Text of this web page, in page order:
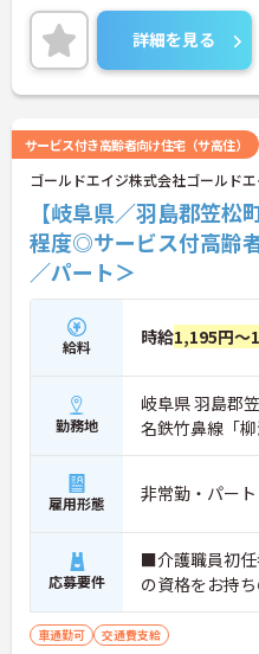
ム連携を大切に勤務出来る方を
ご興味ある方には、面接対策ポ
詳細をお話しいたしますのでお
い！
詳細を見る
サービス付き高齢者向け住宅（サ高住）
ゴールドエイジ株式会社ゴールド
【岐阜県／羽島郡笠
程度◎サービス付高齢
／パート＞
給料 時給1,195円～
勤務地
岐阜県 羽島郡
名鉄竹鼻線「
雇用形態 非常勤・パー
応募要件
■介護職員初任
の資格をお持
車通勤可 交通費支給